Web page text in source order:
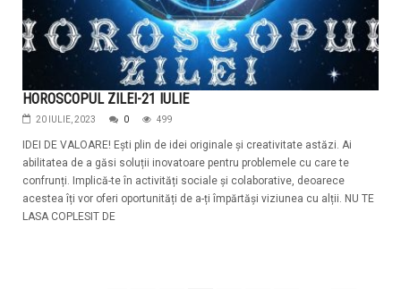
HOROSCOPUL ZILEI-21 IULIE
20 IULIE, 2023 0 499
IDEI DE VALOARE! Ești plin de idei originale și creativitate astăzi. Ai
abilitatea de a găsi soluții inovatoare pentru problemele cu care te
confrunți. Implică-te în activități sociale și colaborative, deoarece
acestea îți vor oferi oportunități de a-ți împărtăși viziunea cu alții. NU TE
LASA COPLESIT DE